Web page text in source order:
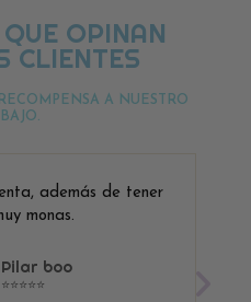
OPINAN
CLIENTES
A NUESTRO
además de tener
monas.
Pilar boo
⭐⭐⭐⭐⭐